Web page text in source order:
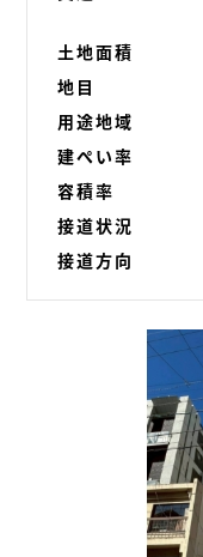
土地面積
地目
用途地域
建ぺい率
容積率
接道状況
接道方向